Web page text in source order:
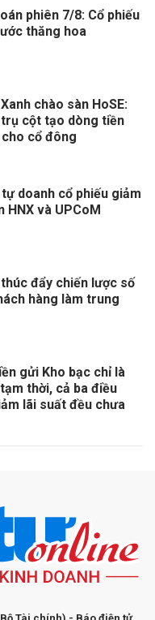
phiên 7/8: Cổ phiếu
thăng hoa
chào sàn HoSE:
trụ cột tạo dòng tiền
cổ đông
doanh cổ phiếu giảm
HNX và UPCoM
thúc đẩy chiến lược số
hàng làm trung
gửi Kho bạc chỉ là
thời, cả ba điều
lãi suất đều chưa